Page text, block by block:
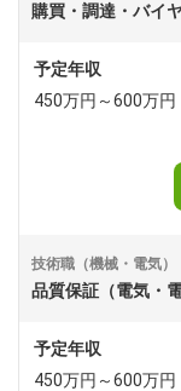
購買・調達・バイ
予定年収
450万円～600万円
技術職（機械・電気）
品質保証（電気・
予定年収
450万円～600万円